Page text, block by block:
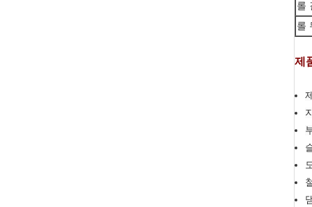
롤
롤
제